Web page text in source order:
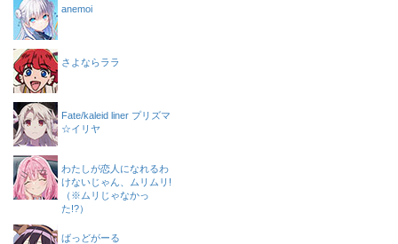
anemoi
さよならララ
Fate/kaleid liner プリズマ
☆イリヤ
わたしが恋人になれるわ
けないじゃん、ムリムリ!
（※ムリじゃなかっ
た!?）
ばっどがーる